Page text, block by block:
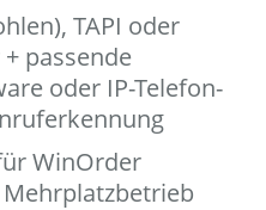
TAPI oder
+ passende
oder IP-Telefon-
WinOrder